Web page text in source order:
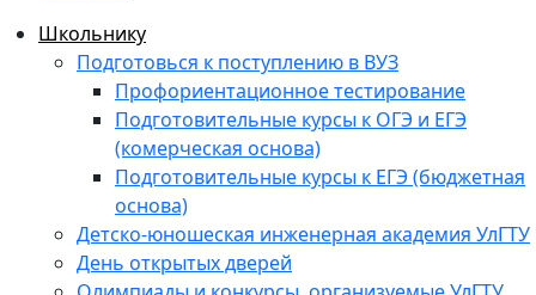
Школьнику
Подготовься к поступлению в ВУЗ
Профориентационное тестирование
Подготовительные курсы к ОГЭ и ЕГЭ
(комерческая основа)
Подготовительные курсы к ЕГЭ (бюджетная
основа)
Детско-юношеская инженерная академия УлГТУ
День открытых дверей